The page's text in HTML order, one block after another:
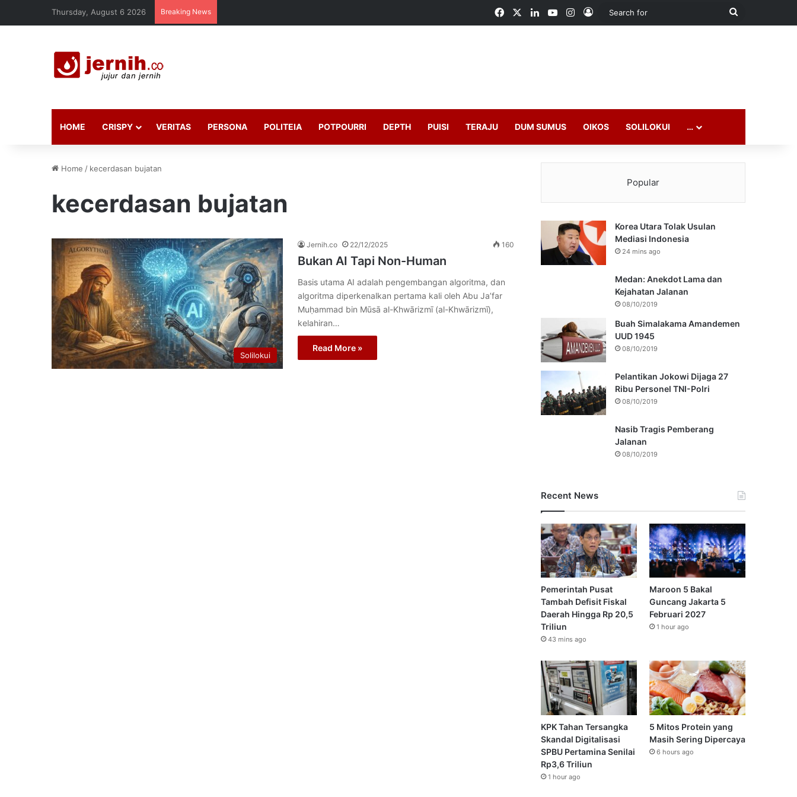
Thursday, August 6 2026 Breaking News FacebookLinkedInYouTubeInstagram
Log In
Search
HOME CRISPY VERITAS PERSONA POLITEIA POTPOURRI DEPTH PUISI TERAJU DUM SUMUS OIKOS SOLILOKUI …
Home / kecerdasan bujatan
kecerdasan bujatan
Solilokui
Jernih.co 22/12/2025 160
Bukan AI Tapi Non-Human
Basis utama AI adalah pengembangan algoritma, dan
algoritma diperkenalkan pertama kali oleh Abu Ja’far
Muḥammad bin Mūsā al-Khwārizmī (al-Khwārizmī),
kelahiran…
Read More »
Popular
Korea Utara Tolak Usulan
Mediasi Indonesia
24 mins ago
Medan: Anekdot Lama dan
Kejahatan Jalanan
08/10/2019
Buah Simalakama Amandemen
UUD 1945
08/10/2019
Pelantikan Jokowi Dijaga 27
Ribu Personel TNI-Polri
08/10/2019
Nasib Tragis Pemberang
Jalanan
08/10/2019
Recent News
Pemerintah Pusat
Tambah Defisit Fiskal
Daerah Hingga Rp 20,5
Triliun
43 mins ago
Maroon 5 Bakal
Guncang Jakarta 5
Februari 2027
1 hour ago
KPK Tahan Tersangka
Skandal Digitalisasi
SPBU Pertamina Senilai
Rp3,6 Triliun
1 hour ago
5 Mitos Protein yang
Masih Sering Dipercaya
6 hours ago